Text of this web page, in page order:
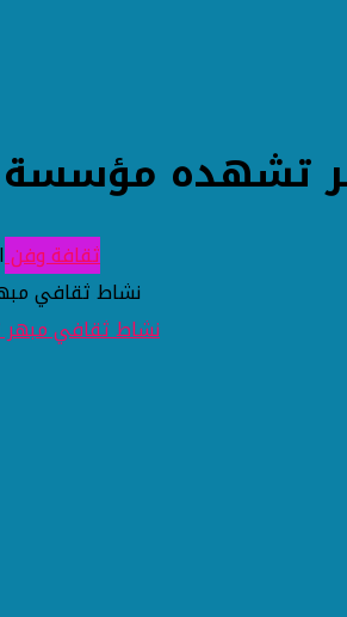
تشهده مؤسسة
ثقافة وفن
نشاط ثقافي